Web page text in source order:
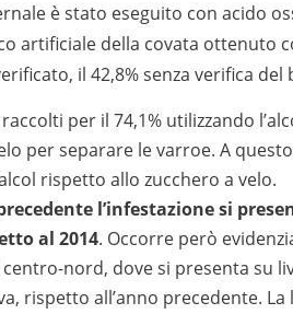
è stato eseguito con acido
artificiale della covata ottenuto
il 42,8% senza verifica
per il 74,1% utilizzando
per separare le varroe. A
rispetto allo zucchero a velo.
l’infestazione si
al 2014. Occorre però
nord, dove si presenta su
rispetto all’anno precedente.